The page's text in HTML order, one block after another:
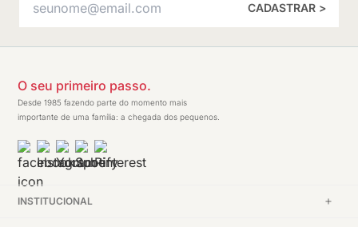
CADASTRAR >
O seu primeiro passo.
Desde 1985 fazendo parte do momento mais
importante de uma família: a chegada dos pequenos.
INSTITUCIONAL